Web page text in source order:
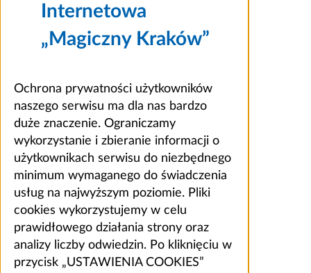
Internetowa
„Magiczny Kraków”
Ochrona prywatności użytkowników
naszego serwisu ma dla nas bardzo
duże znaczenie. Ograniczamy
wykorzystanie i zbieranie informacji o
użytkownikach serwisu do niezbędnego
minimum wymaganego do świadczenia
usług na najwyższym poziomie. Pliki
cookies wykorzystujemy w celu
prawidłowego działania strony oraz
analizy liczby odwiedzin. Po kliknięciu w
przycisk „USTAWIENIA COOKIES”